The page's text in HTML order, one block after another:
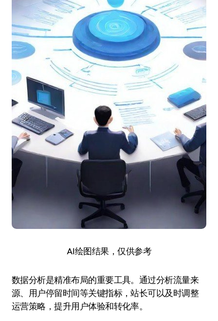
AI绘图结果，仅供参考
数据分析是精准布局的重要工具。通过分析流量来
源、用户停留时间等关键指标，站长可以及时调整
运营策略，提升用户体验和转化率。